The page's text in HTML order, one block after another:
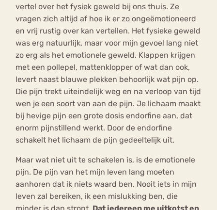
vertel over het fysiek geweld bij ons thuis. Ze
vragen zich altijd af hoe ik er zo ongeëmotioneerd
en vrij rustig over kan vertellen. Het fysieke geweld
was erg natuurlijk, maar voor mijn gevoel lang niet
zo erg als het emotionele geweld. Klappen krijgen
met een pollepel, mattenklopper of wat dan ook,
levert naast blauwe plekken behoorlijk wat pijn op.
Die pijn trekt uiteindelijk weg en na verloop van tijd
wen je een soort van aan de pijn. Je lichaam maakt
bij hevige pijn een grote dosis endorfine aan, dat
enorm pijnstillend werkt. Door de endorfine
schakelt het lichaam de pijn gedeeltelijk uit.
Maar wat niet uit te schakelen is, is de emotionele
pijn. De pijn van het mijn leven lang moeten
aanhoren dat ik niets waard ben. Nooit iets in mijn
leven zal bereiken, ik een mislukking ben, die